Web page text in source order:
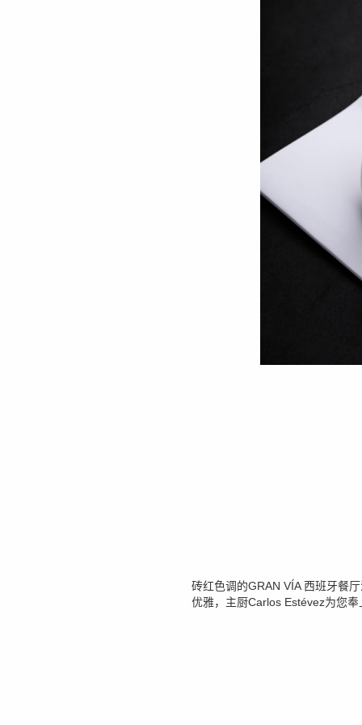
砖红色调的GRAN VÍA 西班牙餐
优雅，主厨Carlos Estévez为您